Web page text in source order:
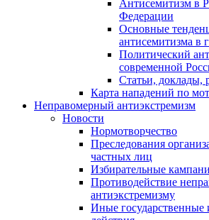
Антисемитизм в
Федерации
Основные
антисемитизма в
Политический
современной
Статьи, доклады,
Карта нападений по
Неправомерный антиэкстремизм
Новости
Нормотворчество
Преследования
частных лиц
Избирательные
Противодействие
антиэкстремизму
Иные государственные